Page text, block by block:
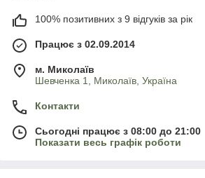
100% позитивних з 9 відгуків за рік
Працює з 02.09.2014
м. Миколаїв
Шевченка 1, Миколаїв, Україна
Контакти
Сьогодні працює з 08:00 до 21:00
Показати весь графік роботи